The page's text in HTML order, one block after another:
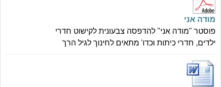
מודה אני
פוסטר "מודה אני" להדפסה צבעונית לקישוט חדרי
ילדים, חדרי כיתות וכדו' מתאים לחינוך לגיל הרך